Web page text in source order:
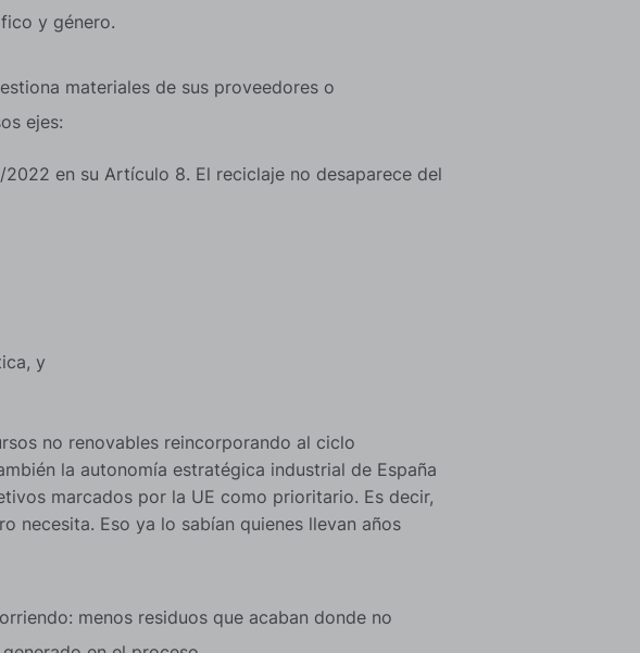
y género.
materiales de sus proveedores o
ejes:
en su Artículo 8. El reciclaje no desaparece del
y
no renovables reincorporando al ciclo
la autonomía estratégica industrial de España
marcados por la UE como prioritario. Es decir,
necesita. Eso ya lo sabían quienes llevan años
menos residuos que acaban donde no